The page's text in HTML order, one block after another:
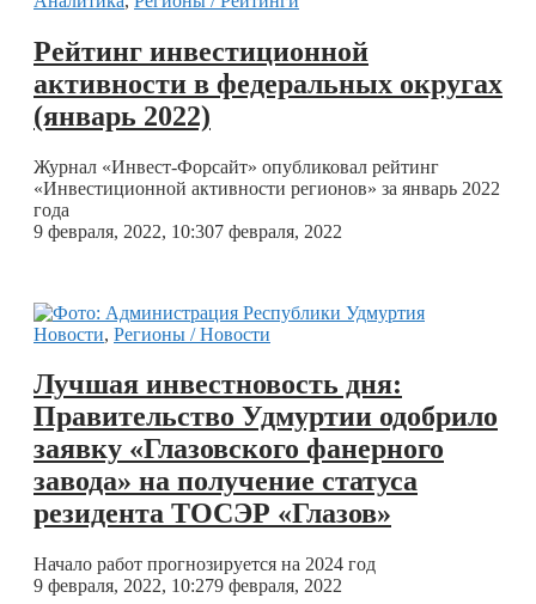
Рейтинг инвестиционной
активности в федеральных округах
(январь 2022)
Журнал «Инвест-Форсайт» опубликовал рейтинг
«Инвестиционной активности регионов» за январь 2022
года
9 февраля, 2022, 10:307 февраля, 2022
Новости, Регионы / Новости
Лучшая инвестновость дня:
Правительство Удмуртии одобрило
заявку «Глазовского фанерного
завода» на получение статуса
резидента ТОСЭР «Глазов»
Начало работ прогнозируется на 2024 год
9 февраля, 2022, 10:279 февраля, 2022